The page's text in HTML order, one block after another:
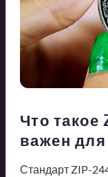
Что такое
важен для
Стандарт ZIP-